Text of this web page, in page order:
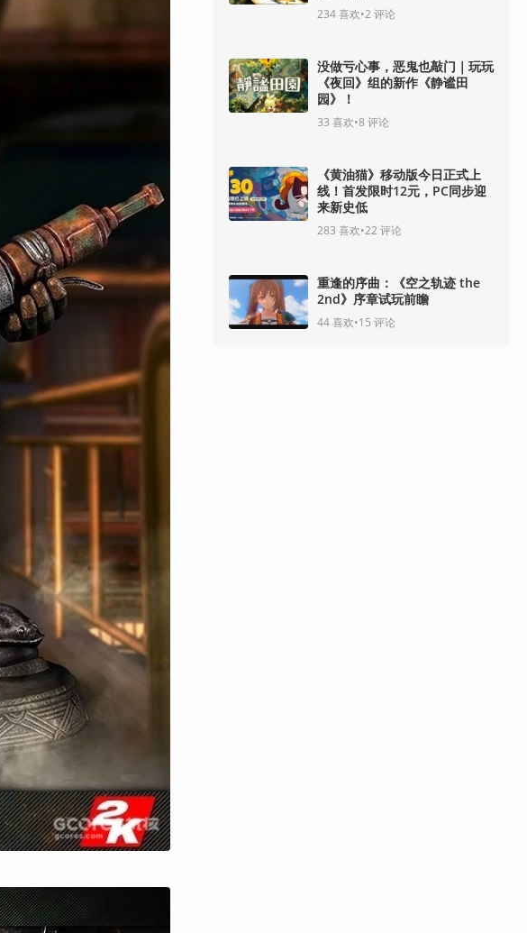
234喜欢•2 评论
没做亏心事，恶鬼也敲门｜玩玩
《夜回》组的新作《静谧田
园》！
33 喜欢•8 评论
《黄油猫》移动版今日正式上
线！首发限时12元，PC同步迎
来新史低
283 喜欢•22 评论
重逢的序曲：《空之轨迹 the
2nd》序章试玩前瞻
44喜欢•15 评论